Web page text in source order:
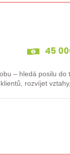
45
posilu do týmu.
rozvíjet